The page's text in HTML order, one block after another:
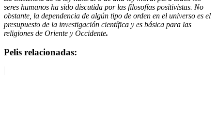
seres humanos ha sido discutida por las filosofías positivistas. No
obstante, la dependencia de algún tipo de orden en el universo es el
presupuesto de la investigación científica y es básica para las
religiones de Oriente y Occidente.
Pelis relacionadas: